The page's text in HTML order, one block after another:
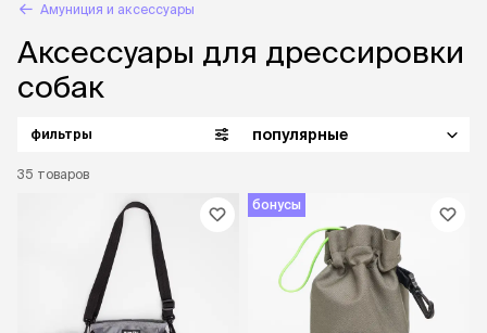
Амуниция и аксессуары
Аксессуары для дрессировки
собак
35 товаров
фильтры популярные
бонусы